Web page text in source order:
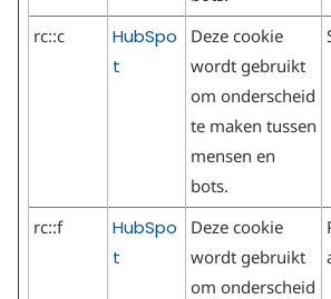
rc::c
HubSpo
t
Deze cookie
wordt gebruikt
om onderscheid
te maken tussen
mensen en
bots.
rc::f
HubSpo
t
Deze cookie
wordt gebruikt
om onderscheid